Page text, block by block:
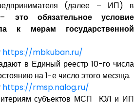
(далее – ИП) в
– это обязательное условие
к мерам государственной
https://mbkuban.ru/
в Единый реестр 10-го числа
на 1-е число этого месяца.
https://rmsp.nalog.ru/
субъектов МСП ЮЛ и ИП